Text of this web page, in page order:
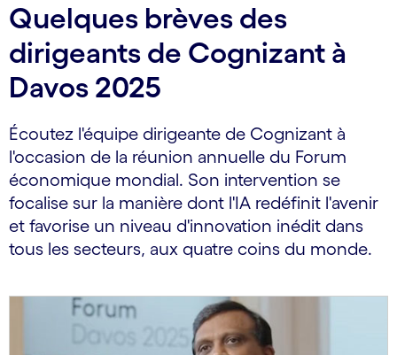
Quelques brèves des
dirigeants de Cognizant à
Davos 2025
Écoutez l'équipe dirigeante de Cognizant à
l'occasion de la réunion annuelle du Forum
économique mondial. Son intervention se
focalise sur la manière dont l'IA redéfinit l'avenir
et favorise un niveau d'innovation inédit dans
tous les secteurs, aux quatre coins du monde.